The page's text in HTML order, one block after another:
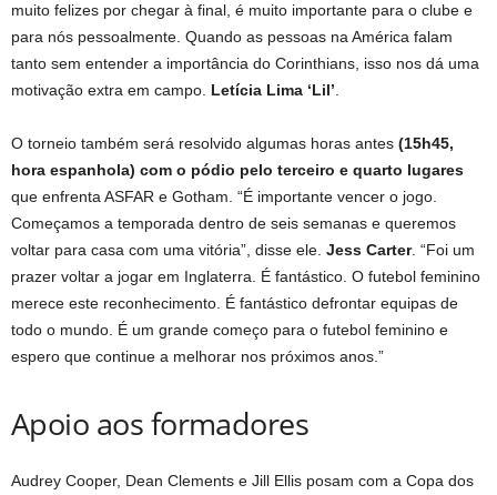
muito felizes por chegar à final, é muito importante para o clube e
para nós pessoalmente. Quando as pessoas na América falam
tanto sem entender a importância do Corinthians, isso nos dá uma
motivação extra em campo. Letícia Lima ‘Lil’
O torneio também será resolvido algumas horas antes (15h45,
hora espanhola) com o pódio pelo terceiro e quarto lugares
que enfrenta ASFAR e Gotham. “É importante vencer o jogo.
Começamos a temporada dentro de seis semanas e queremos
voltar para casa com uma vitória”, disse ele. Jess Carter. “Foi um
prazer voltar a jogar em Inglaterra. É fantástico. O futebol feminino
merece este reconhecimento. É fantástico defrontar equipas de
todo o mundo. É um grande começo para o futebol feminino e
espero que continue a melhorar nos próximos anos.”
Apoio aos formadores
Audrey Cooper, Dean Clements e Jill Ellis posam com a Copa dos